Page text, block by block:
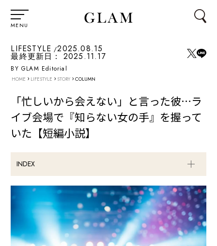
MENU
LIFESTYLE 2025.08.15
最終更新日： 2025.11.17
BY GLAM Editorial
HOME › LIFESTYLE › STORY › COLUMN
「忙しいから会えない」と言った彼…ラ
イブ会場で『知らない女の手』を握って
いた【短編小説】
INDEX